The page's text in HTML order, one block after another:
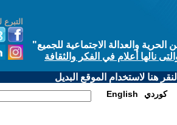
والعدالة الاجتماعية للجميع"
نالها أعلام في الفكر والثقافة
هنا لاستخدام الموقع البديل
English كوردي